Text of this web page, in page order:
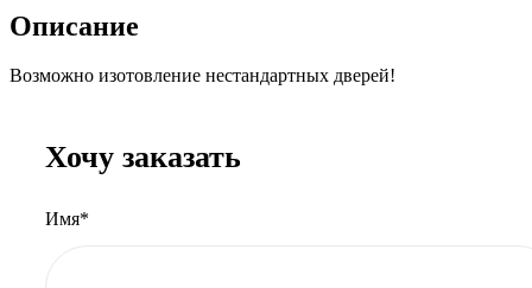
Описание
Возможно изотовление нестандартных дверей!
Хочу заказать
Имя*